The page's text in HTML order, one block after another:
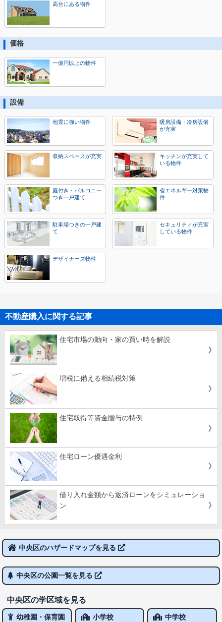
高台にある物件
価格
一億円以上の物件
設備
地震に強い物件
暖房設備・冷房設備
が充実
収納スペースが充実
キッチンが充実して
いる物件
庭付き・バルコニー
つき一戸建て
省エネルギー対策物
件
駐車場つきの一戸建
て
セキュリティが充実
している物件
デザイナーズ物件
不動産購入に関する記事
住宅市場の動向・家の買い時を解説
増税に備える相続税対策
住宅取得等資金贈与の特例
住宅ローン優遇金利
借り入れ金額から返済ローンをシミュレーショ
ン
中央区のハザードマップを見る
中央区の公園一覧を見る
中央区の学区域を見る
幼稚園・保育園 小学校 中学校